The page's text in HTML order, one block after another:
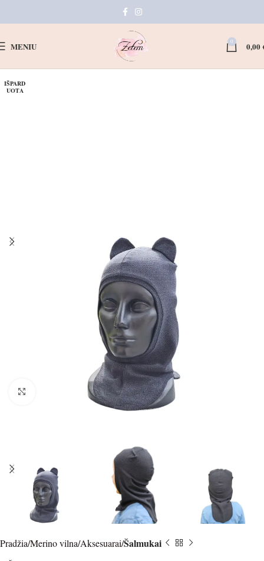
MENIU 0 0,00
IŠPARD
UOTA
Spustelėkite norėdami padidinti
Pradžia Merino vilna Aksesuarai Šalmukai